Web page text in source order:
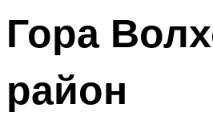
Гора
район